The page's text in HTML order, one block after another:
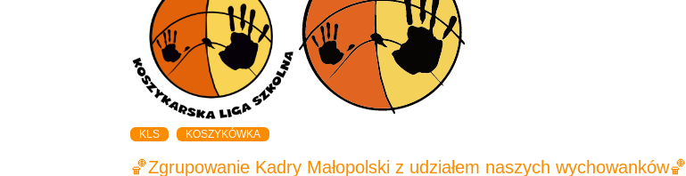
KLS KOSZYKÓWKA
🏀Zgrupowanie Kadry Małopolski z udziałem naszych wychowanków🏀